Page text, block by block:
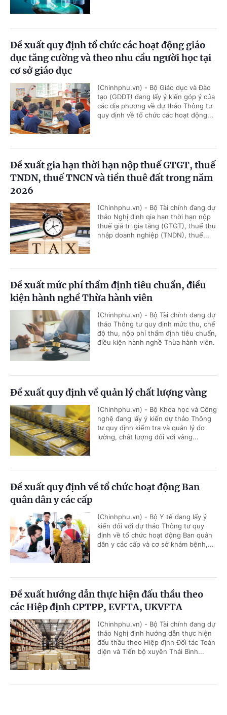
Đề xuất quy định tổ chức các hoạt động giáo
dục tăng cường và theo nhu cầu người học tại
cơ sở giáo dục
(Chinhphu.vn) - Bộ Giáo dục và Đào
tạo (GDĐT) đang lấy ý kiến góp ý của
các địa phương về dự thảo Thông tư
quy định về tổ chức các hoạt động...
Đề xuất gia hạn thời hạn nộp thuế GTGT, thuế
TNDN, thuế TNCN và tiền thuê đất trong năm
2026
(Chinhphu.vn) - Bộ Tài chính đang dự
thảo Nghị định qia hạn thời hạn nộp
thuế giá trị gia tăng (GTGT), thuế thu
nhập doanh nghiệp (TNDN), thuế...
Đề xuất mức phí thẩm định tiêu chuẩn, điều
kiện hành nghề Thừa hành viên
(Chinhphu.vn) - Bộ Tài chính đang dự
thảo Thông tư quy định mức thu, chế
độ thu, nộp phí thẩm định tiêu chuẩn,
điều kiện hành nghề Thừa hành viên.
Đề xuất quy định về quản lý chất lượng vàng
(Chinhphu.vn) - Bộ Khoa học và Công
nghệ đang lấy ý kiến dự thảo Thông
tư quy định kiểm tra và quản lý đo
lường, chất lượng đối với vàng...
Đề xuất quy định về tổ chức hoạt động Ban
quân dân y các cấp
(Chinhphu.vn) - Bộ Y tế đang lấy ý
kiến đối với dự thảo Thông tư quy
định về tổ chức hoạt động Ban quân
dân y các cấp và cơ sở khám bệnh,...
Đề xuất hướng dẫn thực hiện đấu thầu theo
các Hiệp định CPTPP, EVFTA, UKVFTA
(Chinhphu.vn) - Bộ Tài chính đang dự
thảo Nghị định hướng dẫn thực hiện
đấu thầu theo Hiệp định Đối tác Toàn
diện và Tiến bộ xuyên Thái Bình...